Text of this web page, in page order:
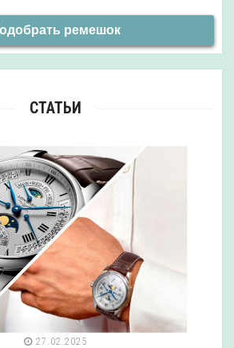
ремешок
СТАТЬИ
27.02.2025